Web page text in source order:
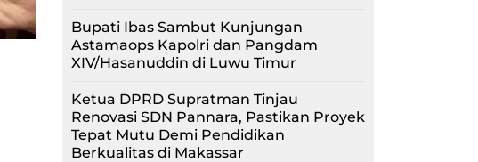
Bupati Ibas Sambut Kunjungan
Astamaops Kapolri dan Pangdam
XIV/Hasanuddin di Luwu Timur
Ketua DPRD Supratman Tinjau
Renovasi SDN Pannara, Pastikan Proyek
Tepat Mutu Demi Pendidikan
Berkualitas di Makassar